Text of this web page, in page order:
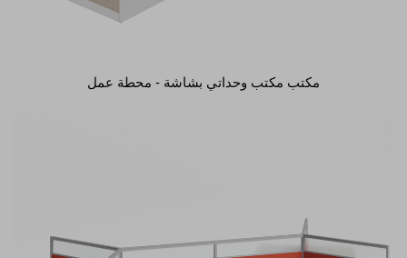
مكتب مكتب وحداتي بشاشة - محطة عمل